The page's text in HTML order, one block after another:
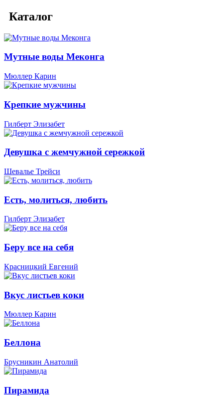
Каталог
Мутные воды Меконга
Мюллер Карин
Крепкие мужчины
Гилберт Элизабет
Девушка с жемчужной сережкой
Шевалье Трейси
Есть, молиться, любить
Гилберт Элизабет
Беру все на себя
Красницкий Евгений
Вкус листьев коки
Мюллер Карин
Беллона
Брусникин Анатолий
Пирамида